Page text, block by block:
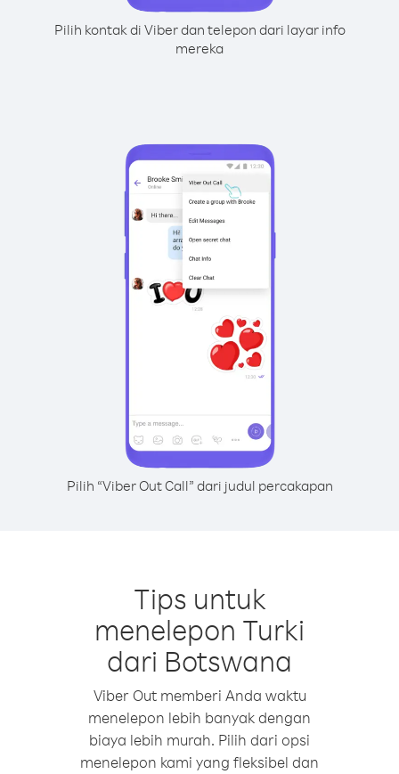
Pilih kontak di Viber dan telepon dari layar info
mereka
Pilih “Viber Out Call” dari judul percakapan
Tips untuk
menelepon Turki
dari Botswana
Viber Out memberi Anda waktu
menelepon lebih banyak dengan
biaya lebih murah. Pilih dari opsi
menelepon kami yang fleksibel dan